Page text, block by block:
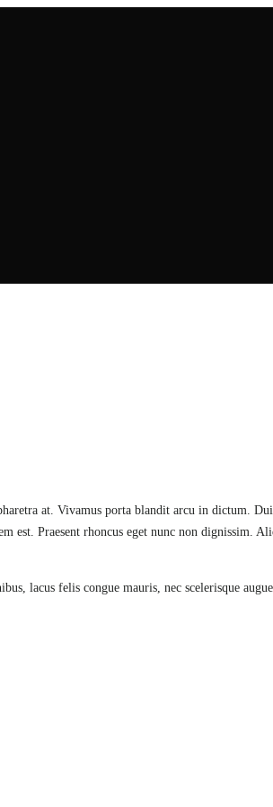
at. Vivamus porta blandit arcu in dictum.
Praesent rhoncus eget nunc non dignissim.
lacus felis congue mauris, nec scelerisque